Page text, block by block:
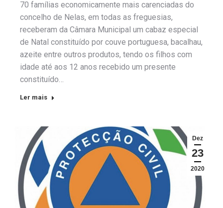
70 famílias economicamente mais carenciadas do
concelho de Nelas, em todas as freguesias,
receberam da Câmara Municipal um cabaz especial
de Natal constituído por couve portuguesa, bacalhau,
azeite entre outros produtos, tendo os filhos com
idade até aos 12 anos recebido um presente
constituído…
Ler mais
Dez
23
2020